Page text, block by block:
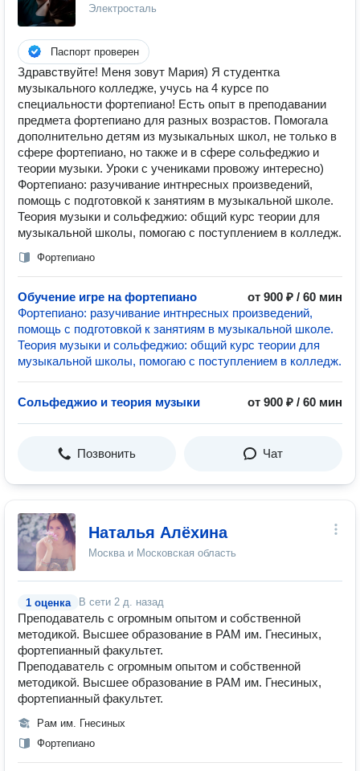
Электросталь
Паспорт проверен
Здравствуйте! Меня зовут Мария) Я студентка
музыкального колледже, учусь на 4 курсе по
специальности фортепиано! Есть опыт в преподавании
предмета фортепиано для разных возрастов. Помогала
дополнительно детям из музыкальных школ, не только в
сфере фортепиано, но также и в сфере сольфеджио и
теории музыки. Уроки с учениками провожу интересно)
Фортепиано: разучивание интнресных произведений,
помощь с подготовкой к занятиям в музыкальной школе.
Теория музыки и сольфеджио: общий курс теории для
музыкальной школы, помогаю с поступлением в колледж.
Фортепиано
Обучение игре на фортепиано
от 900 ₽ / 60 мин
Фортепиано: разучивание интнресных произведений,
помощь с подготовкой к занятиям в музыкальной школе.
Теория музыки и сольфеджио: общий курс теории для
музыкальной школы, помогаю с поступлением в колледж.
Сольфеджио и теория музыки от 900 ₽ / 60 мин
Позвонить Чат
Наталья Алёхина
Москва и Московская область
1 оценка В сети 2 д. назад
Преподаватель с огромным опытом и собственной
методикой. Высшее образование в РАМ им. Гнесиных,
фортепианный факультет.
Преподаватель с огромным опытом и собственной
методикой. Высшее образование в РАМ им. Гнесиных,
фортепианный факультет.
Рам им. Гнесиных
Фортепиано